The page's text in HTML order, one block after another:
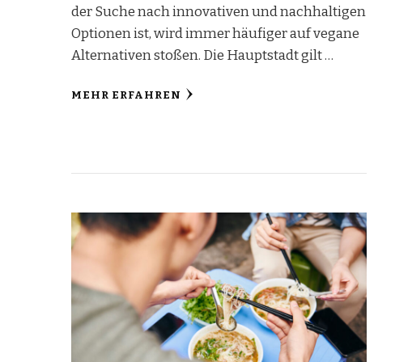
der Suche nach innovativen und nachhaltigen
Optionen ist, wird immer häufiger auf vegane
Alternativen stoßen. Die Hauptstadt gilt …
MEHR ERFAHREN